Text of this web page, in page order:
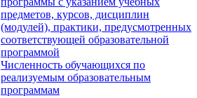
предметов, курсов, дисциплин
(модулей), практики, предусмотренных
соответствующей образовательной
программой
Численность обучающихся по
реализуемым образовательным
программам